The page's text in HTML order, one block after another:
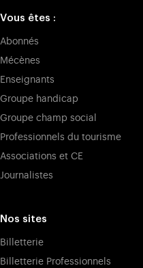
Vous êtes :
Abonnés
Mécènes
Enseignants
Groupe handicap
Groupe champ social
Professionnels du tourisme
Associations et CE
Journalistes
Nos sites
Billetterie
Billetterie Professionnels